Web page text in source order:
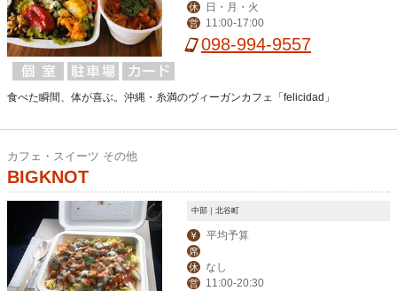
休 日・月・火
営 11:00-17:00
098-994-9557
食べた瞬間、体が喜ぶ。沖縄・糸満のヴィーガンカフェ「felicidad」
カフェ・スイーツ その他
BIGKNOT
中部｜北谷町
￥ 平均予算
席
休
なし
営 11:00-20:30